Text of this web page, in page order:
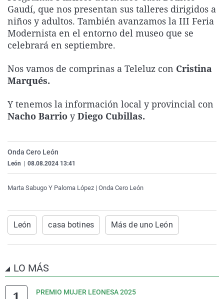
La rosa de los vientos
Gente viajera
Caso
Retornados
Extremadura
Galicia
Virales
Televisión
Gaudí, que nos presentan sus talleres dirigidos a
niños y adultos. También avanzamos la III Feria
Modernista en el entorno del museo que se
celebrará en septiembre.
Nos vamos de comprinas a Teleluz con Cristina
Marqués.
Y tenemos la información local y provincial con
Nacho Barrio yDiego Cubillas.
Onda Cero León
León 08.08.2024 13:41
Marta Sabugo Y Paloma López | Onda Cero León
León casa botines Más de uno León
LO MÁS
PREMIO MUJER LEONESA 2025